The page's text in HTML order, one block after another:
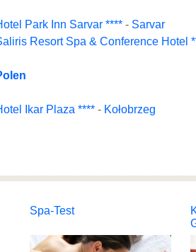
Park Inn Sarvar **** - Sarvar
Resort Spa & Conference Hotel
Ikar Plaza **** - Kołobrzeg
Spa-Test